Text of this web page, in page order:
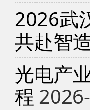
2026武
共赴智
光电产
程